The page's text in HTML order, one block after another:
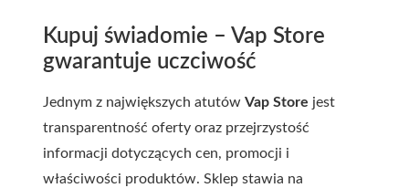
Kupuj świadomie – Vap Store
gwarantuje uczciwość
Jednym z największych atutów Vap Store jest
transparentność oferty oraz przejrzystość
informacji dotyczących cen, promocji i
właściwości produktów. Sklep stawia na